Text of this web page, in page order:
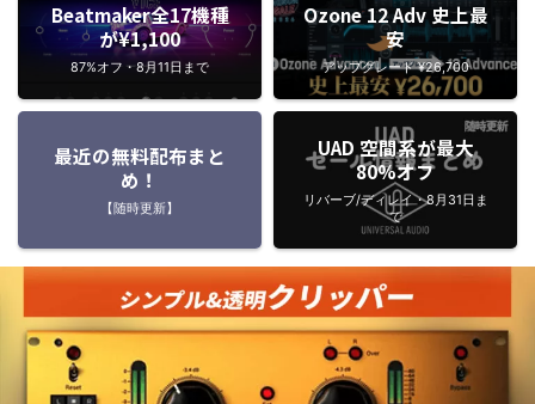
Beatmaker全17機種
が¥1,100
87%オフ・8月11日まで
Ozone 12 Adv 史上最
安
アップグレード ¥26,700
最近の無料配布まと
め！
【随時更新】
UAD 空間系が最大
80%オフ
リバーブ/ディレイ・8月31日ま
で